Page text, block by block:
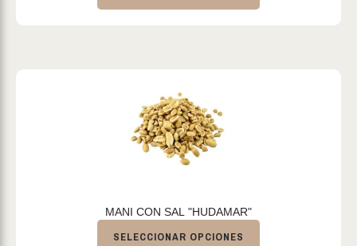
MANI CON SAL "HUDAMAR"
SELECCIONAR OPCIONES